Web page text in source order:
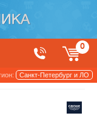
0
Санкт-Петербург и ЛО